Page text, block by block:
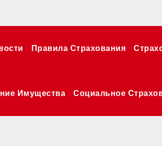
Правила Страхования
Имущества Социальное